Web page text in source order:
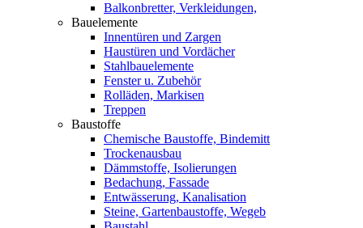
Balkonbretter, Verkleidungen,
Bauelemente
Innentüren und Zargen
Haustüren und Vordächer
Stahlbauelemente
Fenster u. Zubehör
Rolläden, Markisen
Treppen
Baustoffe
Chemische Baustoffe, Bindemitt
Trockenausbau
Dämmstoffe, Isolierungen
Bedachung, Fassade
Entwässerung, Kanalisation
Steine, Gartenbaustoffe, Wegeb